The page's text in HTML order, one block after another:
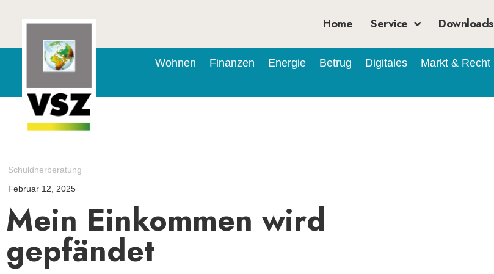
Home Service Downloads
Wohnen Finanzen Energie Betrug Digitales Markt & Recht
Schuldnerberatung
Februar 12, 2025
Mein Einkommen wird
gepfändet